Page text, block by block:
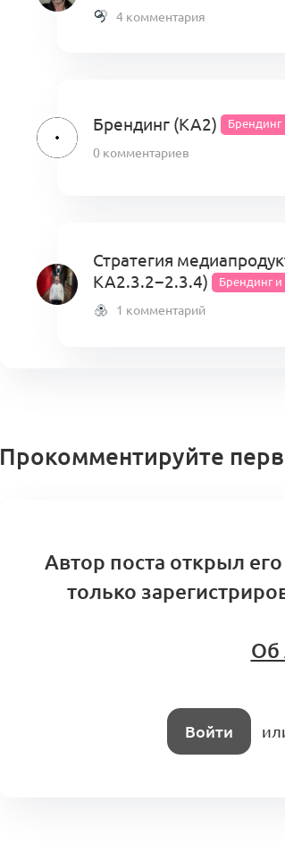
4 комментария
Брендинг (КА2) Брендинг
0 комментариев
Стратегия
KA2.3.2−2.3.4)
Брендинг и
1 комментарий
0 комментариев
A1: Центр
и модульные сборки
Меморандум о кооперации 5
Маркетинг (KA3.1)
0 комментариев
Прокомментируйте
Автор поста открыл
только
Об
Войти